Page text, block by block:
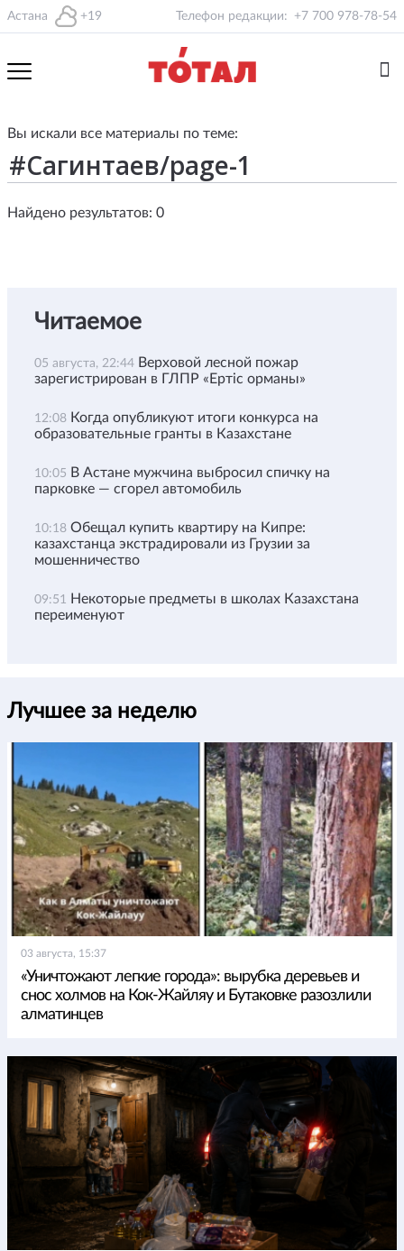
Астана +19 Телефон редакции: +7 700 978-78-54
Вы искали все материалы по теме:
Найдено результатов: 0
Читаемое
05 августа, 22:44 Верховой лесной пожар
зарегистрирован в ГЛПР «Ертіс орманы»
12:08 Когда опубликуют итоги конкурса на
образовательные гранты в Казахстане
10:05 В Астане мужчина выбросил спичку на
парковке — сгорел автомобиль
10:18 Обещал купить квартиру на Кипре:
казахстанца экстрадировали из Грузии за
мошенничество
09:51 Некоторые предметы в школах Казахстана
переименуют
Лучшее за неделю
03 августа, 15:37
«Уничтожают легкие города»: вырубка деревьев и
снос холмов на Кок-Жайляу и Бутаковке разозлили
алматинцев